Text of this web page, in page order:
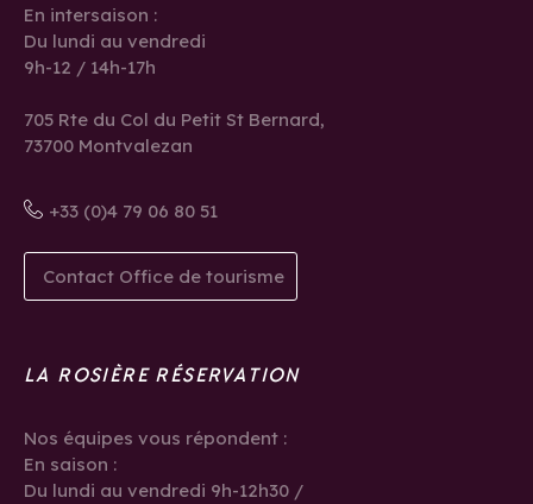
En intersaison :
Du lundi au vendredi
9h-12 / 14h-17h
705 Rte du Col du Petit St Bernard,
73700 Montvalezan
+33 (0)4 79 06 80 51
Contact Office de tourisme
LA ROSIÈRE RÉSERVATION
Nos équipes vous répondent :
En saison :
Du lundi au vendredi 9h-12h30 /